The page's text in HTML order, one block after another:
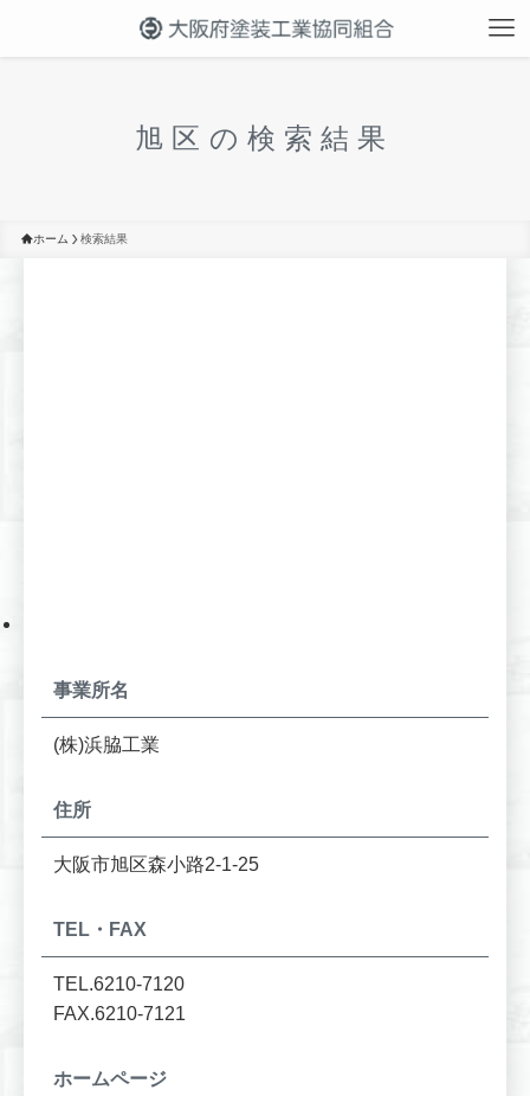
旭区の検索結果
ホーム 検索結果
事業所名
(株)浜脇工業
住所
大阪市旭区森小路2-1-25
TEL・FAX
TEL.6210-7120
FAX.6210-7121
ホームページ